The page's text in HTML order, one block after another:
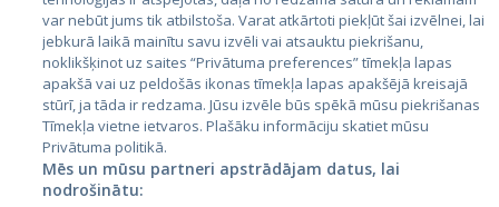
Литва
var nebūt jums tik atbilstoša. Varat atkārtoti piekļūt šai izvēlnei, lai
jebkurā laikā mainītu savu izvēli vai atsauktu piekrišanu,
noklikšķinot uz saites “Privātuma preferences” tīmekļa lapas
apakšā vai uz peldošās ikonas tīmekļa lapas apakšējā kreisajā
stūrī, ja tāda ir redzama. Jūsu izvēle būs spēkā mūsu piekrišanas
Tīmekļa vietne ietvaros. Plašāku informāciju skatiet mūsu
Privātuma politikā.
Mēs un mūsu partneri apstrādājam datus, lai
nodrošinātu: